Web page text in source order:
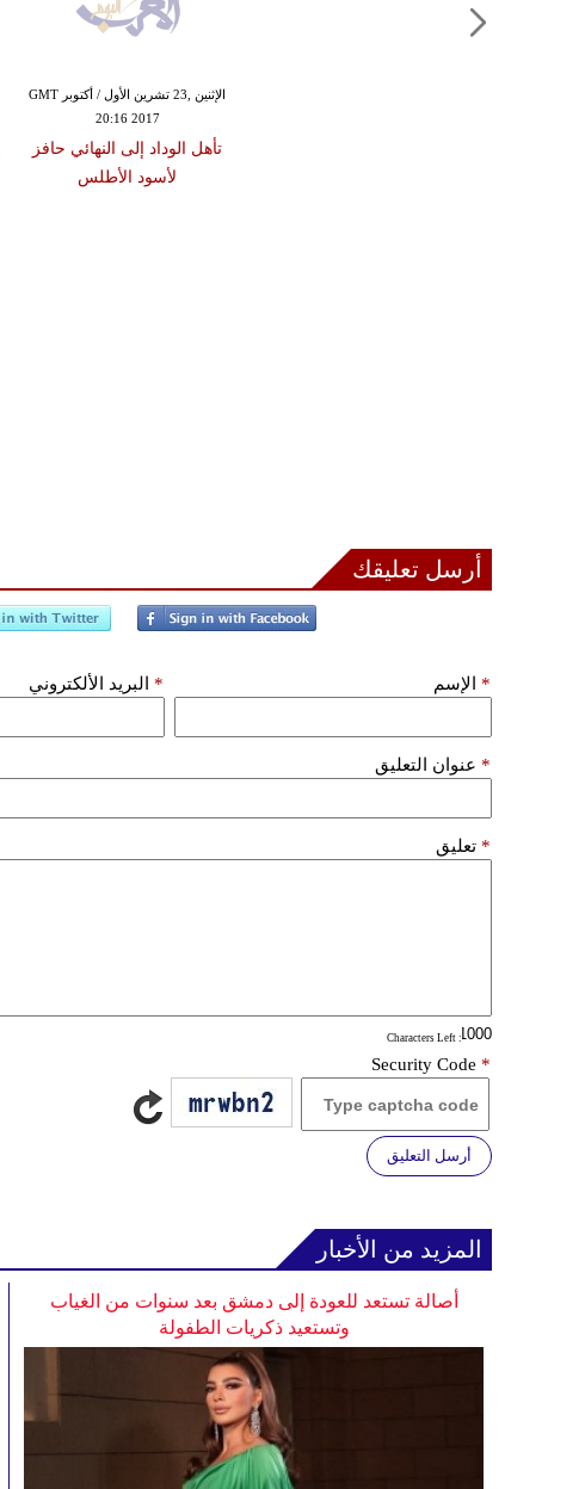
الإثنين ,23 تشرين الأول / أكتوبر GMT
20:16 2017
تأهل الوداد إلى النهائي حافز
لأسود الأطلس
أرسل تعليقك
الإسم * البريد الألكتروني *
عنوان التعليق *
تعليق *
: Characters Left
Security Code *
أرسل التعليق
المزيد من الأخبار
أصالة تستعد للعودة إلى دمشق بعد سنوات من الغياب
وتستعيد ذكريات الطفولة